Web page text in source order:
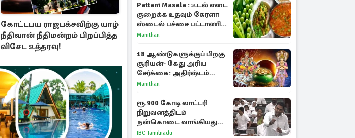
கோட்டபய ராஜபக்சவிற்கு யாழ்
நீதிவான் நீதிமன்றம் பிறப்பித்த
விசேட உத்தரவு!
Pattani Masala : உடல் எடை
குறைக்க உதவும் கேரளா
ஸ்டைல் பச்சை பட்டாணி
கிரேவி
Manithan
18 ஆண்டுகளுக்குப் பிறகு
சூரியன்- கேது அரிய
சேர்க்கை: அதிர்ஷ்டம்
பெறும் 3 ராசிகள்!
Manithan
ரூ.900 கோடி லாட்டரி
நிறுவனத்திடம்
நன்கொடை வாங்கியது
ஏன்? உதயநிதி - ஆதவ்
IBC Tamilnadu